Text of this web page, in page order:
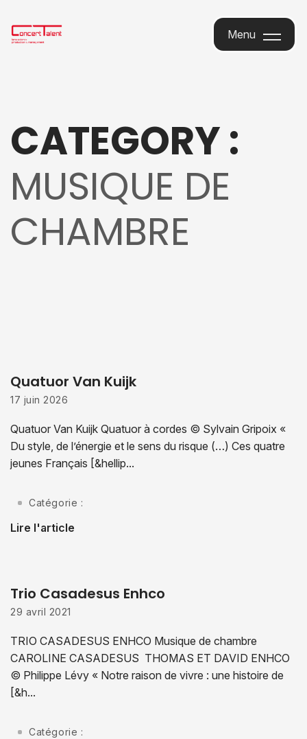
Menu
CATEGORY :
MUSIQUE DE
CHAMBRE
Quatuor Van Kuijk
17 juin 2026
Quatuor Van Kuijk Quatuor à cordes © Sylvain Gripoix «
Du style, de l’énergie et le sens du risque (…) Ces quatre
jeunes Français [&hellip...
Catégorie :
Lire l'article
Trio Casadesus Enhco
29 avril 2021
TRIO CASADESUS ENHCO Musique de chambre
CAROLINE CASADESUS THOMAS ET DAVID ENHCO
© Philippe Lévy « Notre raison de vivre : une histoire de
[&h...
Catégorie :